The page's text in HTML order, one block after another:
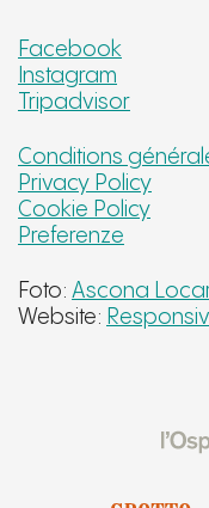
Facebook
Instagram
Tripadvisor
Conditions
Privacy Policy
Cookie Policy
Preferenze
Foto: Ascona
Website: